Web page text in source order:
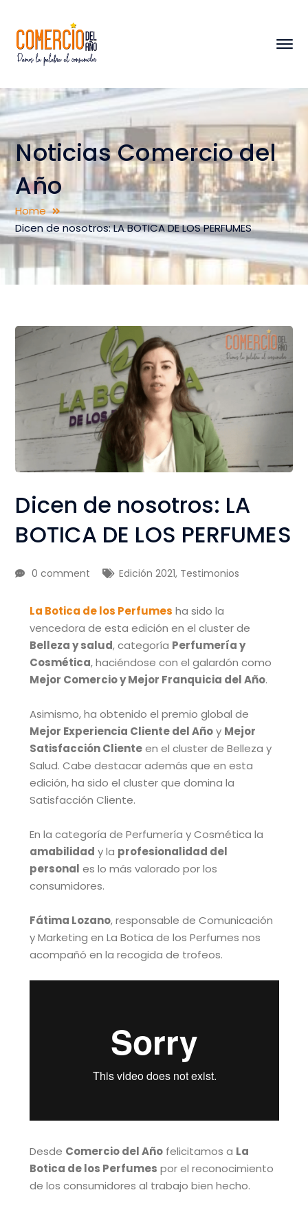
Noticias Comercio del
Año
Home
Dicen de nosotros: LA BOTICA DE LOS PERFUMES
Dicen de nosotros: LA
BOTICA DE LOS PERFUMES
0 comment Edición 2021, Testimonios
La Botica de los Perfumes ha sido la
vencedora de esta edición en el cluster de
Belleza y salud, categoría Perfumería y
Cosmética, haciéndose con el galardón como
Mejor Comercio y Mejor Franquicia del Año.
Asimismo, ha obtenido el premio global de
Mejor Experiencia Cliente del Añoy Mejor
Satisfacción Clienteen el cluster de Belleza y
Salud. Cabe destacar además que en esta
edición, ha sido el cluster que domina la
Satisfacción Cliente.
En la categoría de Perfumería y Cosmética la
amabilidad y la profesionalidad del
personal es lo más valorado por los
consumidores.
Fátima Lozano, responsable de Comunicación
y Marketing en La Botica de los Perfumes nos
acompañó en la recogida de trofeos.
Desde Comercio del Añofelicitamos a La
Botica de los Perfumes por el reconocimiento
de los consumidores al trabajo bien hecho.